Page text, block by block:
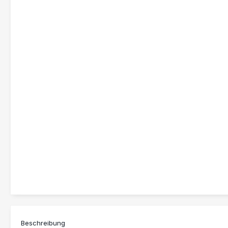
Beschreibung